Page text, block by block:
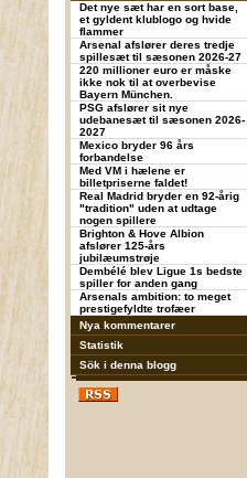
Det nye sæt har en sort base,
et gyldent klublogo og hvide
flammer
Arsenal afslører deres tredje
spillesæt til sæsonen 2026-27
220 millioner euro er måske
ikke nok til at overbevise
Bayern München.
PSG afslører sit nye
udebanesæt til sæsonen 2026-
2027
Mexico bryder 96 års
forbandelse
Med VM i hælene er
billetpriserne faldet!
Real Madrid bryder en 92-årig
"tradition" uden at udtage
nogen spillere
Brighton & Hove Albion
afslører 125-års
jubilæumstrøje
Dembélé blev Ligue 1s bedste
spiller for anden gang
Arsenals ambition: to meget
prestigefyldte trofæer
Nya kommentarer
Statistik
Sök i denna blogg